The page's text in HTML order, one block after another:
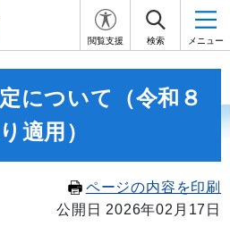
閲覧支援 検索 メニュー
について（令和８
適用）
ページの内容を印刷
公開日 2026年02月17日